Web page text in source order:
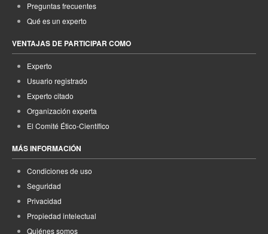
Preguntas frecuentes
Qué es un experto
VENTAJAS DE PARTICIPAR COMO
Experto
Usuario registrado
Experto citado
Organización experta
El Comité Ético-Científico
MÁS INFORMACIÓN
Condiciones de uso
Seguridad
Privacidad
Propiedad intelectual
Quiénes somos